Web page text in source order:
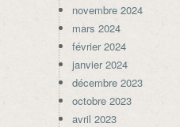
novembre 2024
mars 2024
février 2024
janvier 2024
décembre 2023
octobre 2023
avril 2023